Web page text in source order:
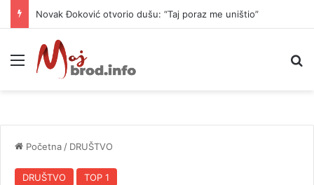
Meni
Početna / DRUŠTVO
DRUŠTVO TOP 1